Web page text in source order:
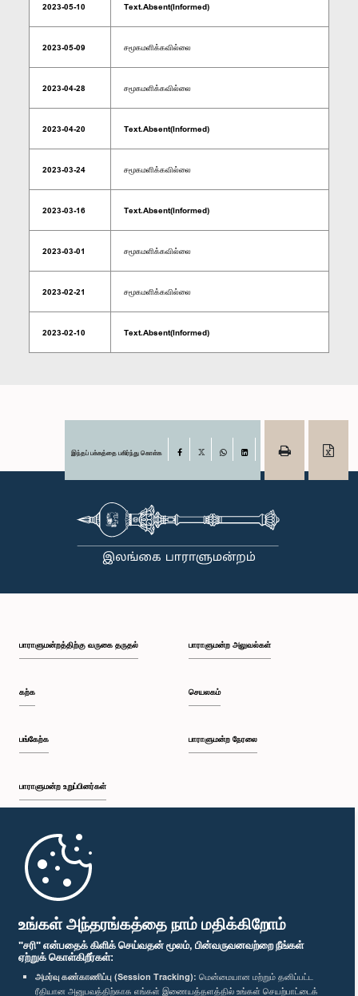
உங்கள் அந்தரங்கத்தை நாம் மதிக்கிறோம்
"சரி" என்பதைக் கிளிக் செய்வதன் மூலம், பின்வருவனவற்றை நீங்கள்
ஏற்றுக் கொள்கிறீர்கள்:
அமர்வு கண்காணிப்பு (Session Tracking): மென்மையான மற்றும் தனிப்பட்ட
ரீதியான அனுபவத்திற்காக எங்கள் இணையத்தளத்தில் உங்கள் செயற்பாட்டைக்
2023-05-10 Text.Absent(Informed)
2023-05-09 சமூகமளிக்கவில்லை
2023-04-28 சமூகமளிக்கவில்லை
2023-04-20 Text.Absent(Informed)
2023-03-24 சமூகமளிக்கவில்லை
2023-03-16 Text.Absent(Informed)
2023-03-01 சமூகமளிக்கவில்லை
2023-02-21 சமூகமளிக்கவில்லை
2023-02-10 Text.Absent(Informed)
இந்தப் பக்கத்தை பகிர்ந்து கொள்க Facebook
பாராளுமன்றத்திற்கு வருகை தருதல்
கற்க
பங்கேற்க
பாராளுமன்ற உறுப்பினர்கள்
முதற்பக்கம்
பாராளுமன்ற அலுவல்கள்
செயலகம்
பாராளுமன்ற நேரலை
பாராளுமன்ற கையடக்க செயலி
எம்மை பின்தொடர்க :